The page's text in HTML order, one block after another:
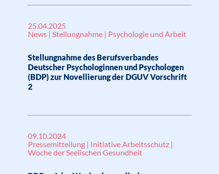
25.04.2025
News | Stellungnahme | Psychologie und Arbeit
Stellungnahme des Berufsverbandes
Deutscher Psychologinnen und Psychologen
(BDP) zur Novellierung der DGUV Vorschrift
2
09.10.2024
Pressemitteilung | Initiative Arbeitsschutz |
Woche der Seelischen Gesundheit